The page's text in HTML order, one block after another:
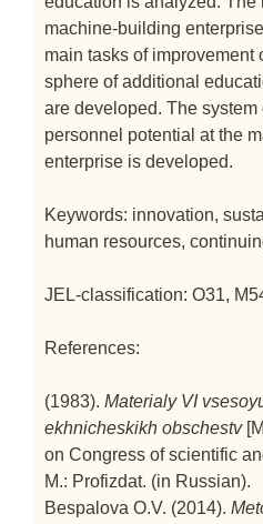
machine-building
main tasks of improvement
sphere of additional
are developed. The system
personnel potential at the
enterprise is developed.
Keywords: innovation,
human resources,
JEL-classification: O31,
References:
(1983). Materialy VI
ekhnicheskikh obschestv
on Congress of scientific
M.: Profizdat. (in Russian).
Bespalova O.V. (2014).